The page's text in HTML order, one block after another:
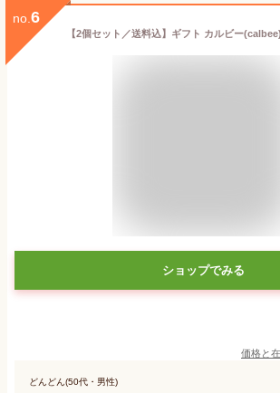
no. 6
ショップでみる
価格と
どんどん(50代・男性)